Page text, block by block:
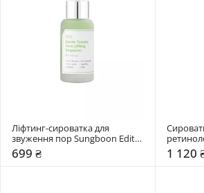
Ліфтинг-сироватка для
звуження пор Sungboon Editor
30 мл
699 ₴ 1 120